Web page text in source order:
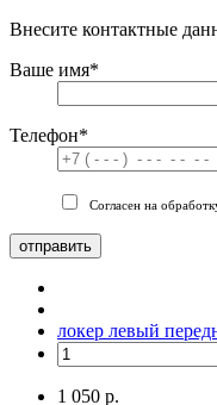
Внесите контактные
Ваше имя*
Телефон*
Согласен на
отправить
локер левый
1 050 р.